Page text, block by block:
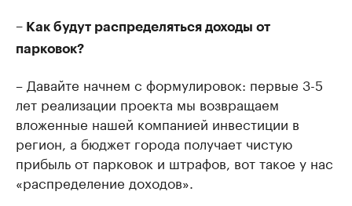
– Как будут распределяться доходы от
парковок?
– Давайте начнем с формулировок: первые 3-5
лет реализации проекта мы возвращаем
вложенные нашей компанией инвестиции в
регион, а бюджет города получает чистую
прибыль от парковок и штрафов, вот такое у нас
«распределение доходов».